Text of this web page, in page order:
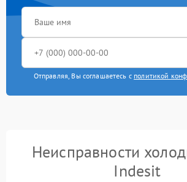
Отправляя, Вы соглашаетесь с политикой
Неисправности
Indesit